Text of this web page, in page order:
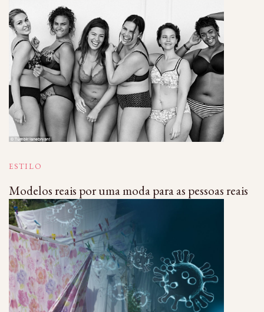
ESTILO
Modelos reais por uma moda para as pessoas reais